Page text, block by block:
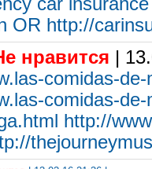
OR http://
нравится |
comidas-
comidas-
http://